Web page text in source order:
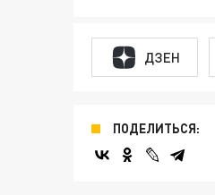
ДЗЕН
ПОДЕЛИТЬСЯ: